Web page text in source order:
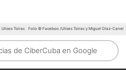
Ulises Toirac Foto © Faceboo /Ulises Toirac y Miguel Díaz-Canel
de CiberCuba en Google